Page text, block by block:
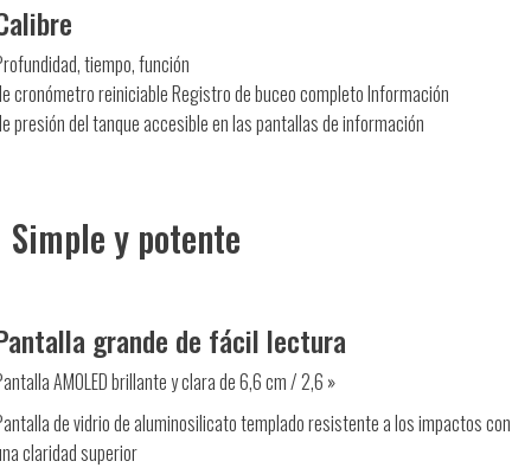
tiempo, función
cronómetro reiniciable Registro de buceo completo Información
presión del tanque accesible en las pantallas de información
Simple y potente
grande de fácil lectura
AMOLED brillante y clara de 6,6 cm / 2,6 »
de vidrio de aluminosilicato templado resistente a los impactos con
claridad superior